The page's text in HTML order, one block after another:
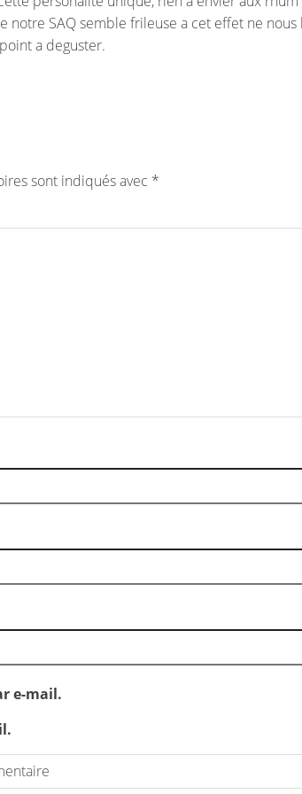
SAQ semble frileuse a cet effet ne nous
a deguster.
sont indiqués avec *
e-mail.